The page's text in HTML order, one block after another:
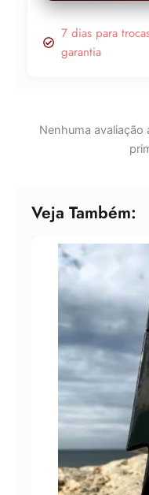
7 dias para
garantia
Nenhuma avaliação
Veja Também: